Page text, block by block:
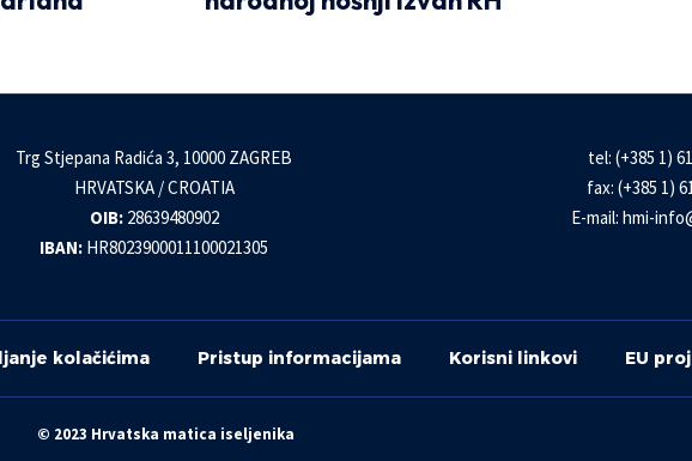
Trg Stjepana Radića 3, 10000 ZAGREB
HRVATSKA / CROATIA
OIB:28639480902
IBAN: HR8023900011100021305
tel: (+385 1)
fax: (+385 1)
E-mail: hmi-
kolačićima Pristup informacijama Korisni linkovi EU
© 2023 Hrvatska matica iseljenika